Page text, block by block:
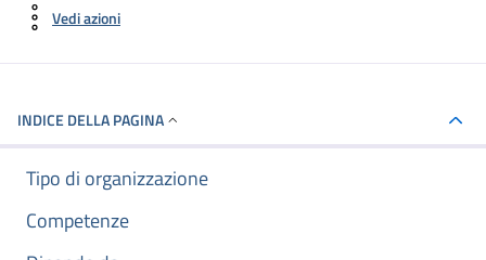
Vedi azioni
INDICE DELLA PAGINA
Tipo di organizzazione
Competenze